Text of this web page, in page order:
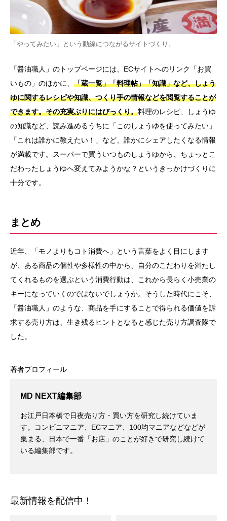
「やってみたい」という動線につながるサイトづくり。
「醤油職人」のトップページには、ECサイトへのリンク「お買
いもの」のほかに、 「蔵一覧」「料理帖」「知識」など、しょう
ゆに関するレシピや知識、つくり手の情報などを閲覧することが
できます。その充実ぶりにはびっくり。料理のレシピ、しょうゆ
の知識など、読み進めるうちに「このしょうゆを使ってみたい」
「これは誰かに教えたい！」など、誰かにシェアしたくなる情報
が満載です。スーパーで買ういつものしょうゆから、ちょっとこ
だわったしょうゆへ変えてみようかな？というきっかけづくりに
十分です。
まとめ
近年、「モノよりもコト消費へ」という言葉をよく目にします
が、ある商品の個性や多様性の中から、自分のこだわりを満たし
てくれるものを選ぶという消費行動は、これから長らく小売業の
キーになっていくのではないでしょうか。そうした時代にこそ、
「醤油職人」のような、商品を手にすることで得られる価値を訴
求する売り方は、生き残るヒントとなると感じた売り方調査隊で
した。
著者プロフィール
MD NEXT編集部
お江戸日本橋で日夜売り方・買い方を研究し続けていま
す。コンビニマニア、ECマニア、100均マニアなどなどが
集まる、日本で一番「お店」のことが好きで研究し続けて
いる編集部です。
最新情報を配信中！